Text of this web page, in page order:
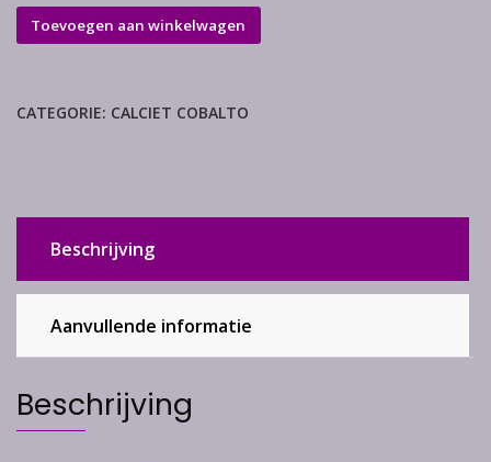
Cobalto
calciet
Toevoegen aan winkelwagen
CATEGORIE: CALCIET COBALTO
Beschrijving
Aanvullende informatie
Beschrijving